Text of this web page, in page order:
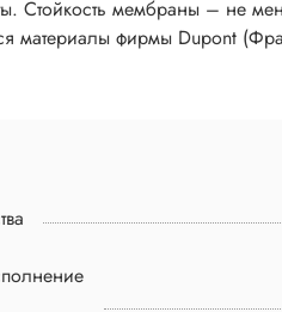
Стойкость мембраны – не
материалы фирмы Dupont